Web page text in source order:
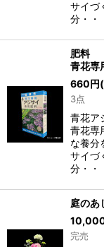
サイづ
分・
肥料
青花専
660円
3点
青花ア
青花専
な養分
サイづ
分・
庭のあ
完売